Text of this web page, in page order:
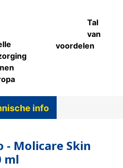
Tal
van
voordelen
info
- Molicare Skin
ml